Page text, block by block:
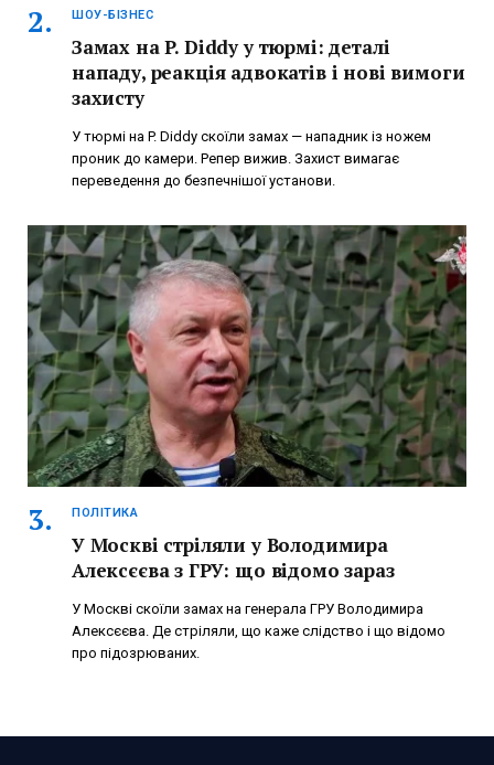
ШОУ-БІЗНЕС
Замах на P. Diddy у тюрмі: деталі
нападу, реакція адвокатів і нові вимоги
захисту
У тюрмі на P. Diddy скоїли замах — нападник із ножем
проник до камери. Репер вижив. Захист вимагає
переведення до безпечнішої установи.
ПОЛІТИКА
У Москві стріляли у Володимира
Алексєєва з ГРУ: що відомо зараз
У Москві скоїли замах на генерала ГРУ Володимира
Алексєєва. Де стріляли, що каже слідство і що відомо
про підозрюваних.